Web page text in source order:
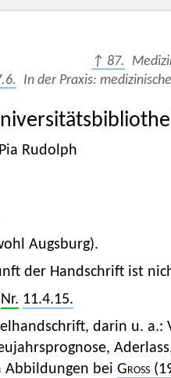
↑ 87.
In der Praxis:
Rudolph
Augsburg).
der Handschrift ist
Nr. 11.4.15.
darin u. a.:
Abbildungen bei Gross